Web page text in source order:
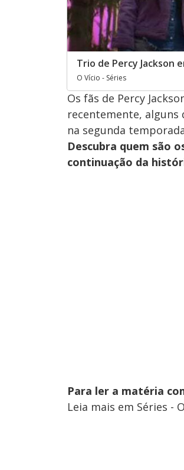
Trio de Percy Jackson
O Vício - Séries
Os fãs de Percy
recentemente,
na segunda
Descubra quem são
continuação da
Para ler a matéria
Leia mais em Séries -